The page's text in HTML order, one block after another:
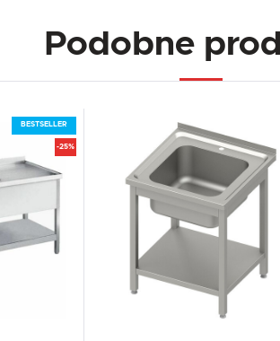
Podobne
BESTSELLER
-25%